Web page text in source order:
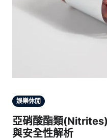
娛樂休閒
亞硝酸酯類
與安全性解析